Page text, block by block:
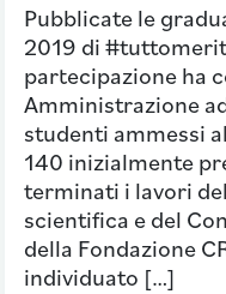
Pubblicate le
2019 di
partecipazione ha
Amministrazione
studenti ammessi
140 inizialmente
terminati i lavori
scientifica e del
della Fondazione
individuato […]